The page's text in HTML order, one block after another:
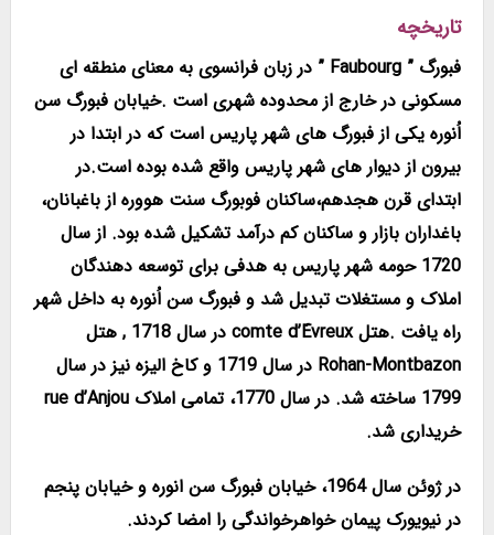
تاریخچه
فبورگ ” Faubourg ” در زبان فرانسوی به معنای منطقه ای
مسکونی در خارج از محدوده شهری است .خیابان فبورگ سن
اُنوره یکی از فبورگ های شهر پاریس است که در ابتدا در
بیرون از دیوار های شهر پاریس واقع شده بوده است.در
ابتدای قرن هجدهم،ساکنان فوبورگ سنت هووره از باغبانان،
باغداران بازار و ساکنان کم درآمد تشکیل شده بود. از سال
1720 حومه شهر پاریس به هدفی برای توسعه دهندگان
املاک و مستغلات تبدیل شد و فبورگ سن اُنوره به داخل شهر
راه یافت .هتل comte d’Évreux در سال 1718 , هتل
Rohan-Montbazon در سال 1719 و کاخ الیزه نیز در سال
1799 ساخته شد. در سال 1770، تمامی املاک rue d’Anjou
خریداری شد.
در ژوئن سال 1964، خیابان فبورگ سن انوره و خیابان پنجم
در نیویورک پیمان خواهرخواندگی را امضا کردند.